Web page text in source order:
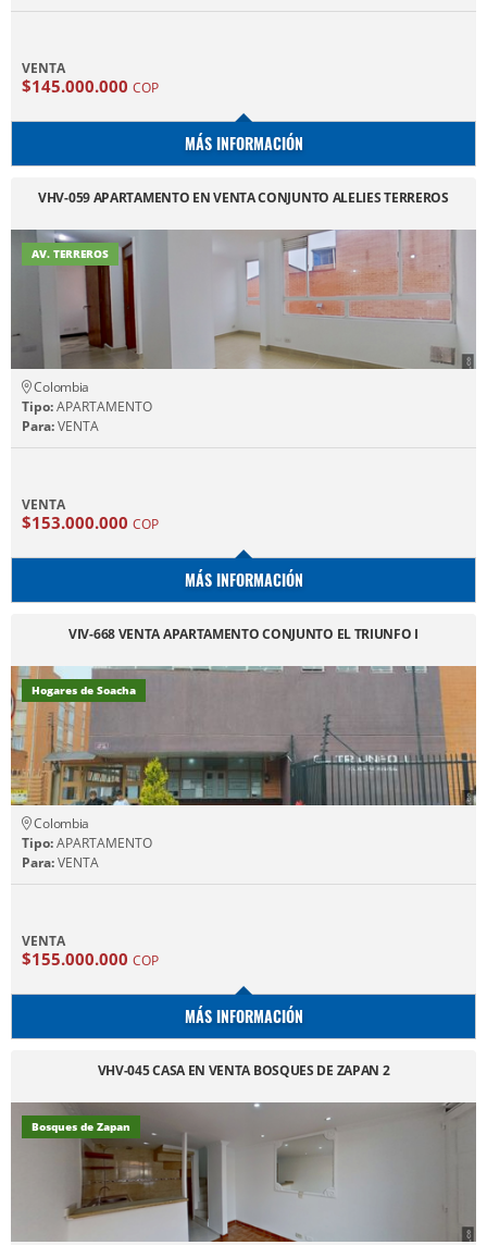
VENTA
$145.000.000 COP
MÁS INFORMACIÓN
VHV-059 APARTAMENTO EN VENTA CONJUNTO ALELIES TERREROS
AV. TERREROS
Colombia
Tipo:APARTAMENTO
Para:VENTA
VENTA
$153.000.000 COP
MÁS INFORMACIÓN
VIV-668 VENTA APARTAMENTO CONJUNTO EL TRIUNFO I
Hogares de Soacha
Colombia
Tipo:APARTAMENTO
Para:VENTA
VENTA
$155.000.000 COP
MÁS INFORMACIÓN
VHV-045 CASA EN VENTA BOSQUES DE ZAPAN 2
Bosques de Zapan